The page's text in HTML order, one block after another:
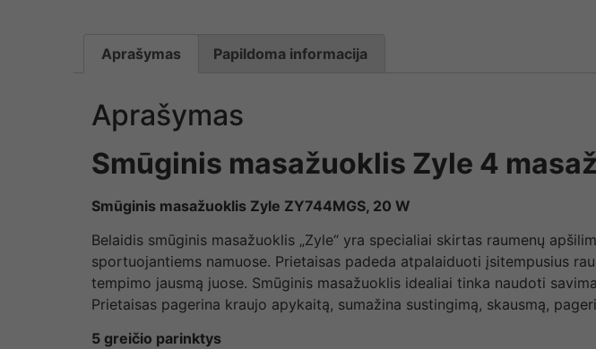
Aprašymas Papildoma informacija
Aprašymas
Smūginis masažuoklis Zyle 4
Smūginis masažuoklis Zyle ZY744MGS, 20 W
Belaidis smūginis masažuoklis „Zyle“ yra specialiai skirtas raumenų
sportuojantiems namuose. Prietaisas padeda atpalaiduoti įsitempusius
tempimo jausmą juose. Smūginis masažuoklis idealiai tinka naudoti
Prietaisas pagerina kraujo apykaitą, sumažina sustingimą, skausmą,
5 greičio parinktys